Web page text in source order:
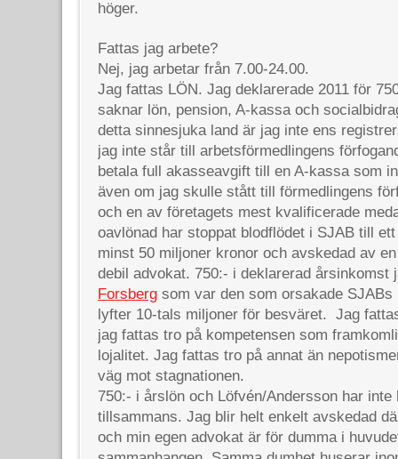
höger.
Fattas jag arbete?
Nej, jag arbetar från 7.00-24.00.
Jag fattas LÖN. Jag deklarerade 2011 för
saknar lön, pension, A-kassa och
detta sinnesjuka land är jag inte ens
jag inte står till arbetsförmedlingens
betala full akasseavgift till en A-kassa som
även om jag skulle stått till förmedlingens
och en av företagets mest kvalificerade
oavlönad har stoppat blodflödet i SJAB till
minst 50 miljoner kronor och avskedad av
debil advokat. 750:- i deklarerad årsinkomst
Forsberg som var den som orsakade
lyfter 10-tals miljoner för besväret. Jag
jag fattas tro på kompetensen som
lojalitet. Jag fattas tro på annat än
väg mot stagnationen.
750:- i årslön och Löfvén/Andersson har
tillsammans. Jag blir helt enkelt avskedad
och min egen advokat är för dumma i